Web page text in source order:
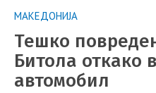
МАКЕДОНИЈА
Тешко
Битола откако
автомобил